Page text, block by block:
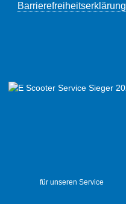
Barrierefreiheitserklärung
für unseren Service